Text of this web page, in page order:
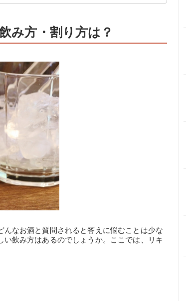
み方・割り方は？
なお酒と質問されると答えに悩むことは少な
飲み方はあるのでしょうか。ここでは、リキ